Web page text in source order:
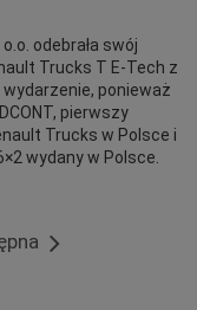
odebrała swój
Trucks T E-Tech z
ponieważ
pierwszy
Trucks w Polsce i
wydany w Polsce.